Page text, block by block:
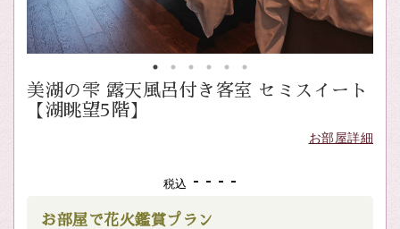
美湖の雫 露天風呂付き客室 セミスイート
【湖眺望5階】
お部屋詳細
税込 - - - -
お部屋で花火鑑賞プラン